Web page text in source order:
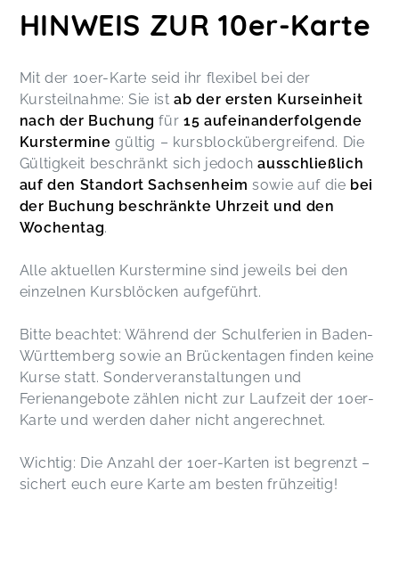
HINWEIS ZUR 10er-Karte
Mit der 10er-Karte seid ihr flexibel bei der
Kursteilnahme: Sie istab der ersten Kurseinheit
nach der Buchung für15 aufeinanderfolgende
Kurstermine gültig – kursblockübergreifend. Die
Gültigkeit beschränkt sich jedochausschließlich
auf den Standort Sachsenheim sowie auf die bei
der Buchung beschränkte Uhrzeit und den
Wochentag.
Alle aktuellen Kurstermine sind jeweils bei den
einzelnen Kursblöcken aufgeführt.
Bitte beachtet: Während der Schulferien in Baden-
Württemberg sowie an Brückentagen finden keine
Kurse statt. Sonderveranstaltungen und
Ferienangebote zählen nicht zur Laufzeit der 10er-
Karte und werden daher nicht angerechnet.
Wichtig: Die Anzahl der 10er-Karten ist begrenzt –
sichert euch eure Karte am besten frühzeitig!